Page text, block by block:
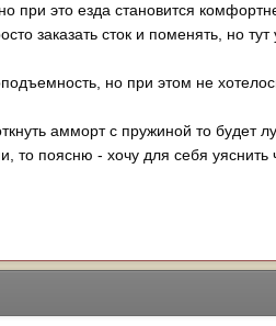
при это езда становится
заказать сток и поменять, но
но при этом не
амморт с пружиной то будет
поясню - хочу для себя уяснить